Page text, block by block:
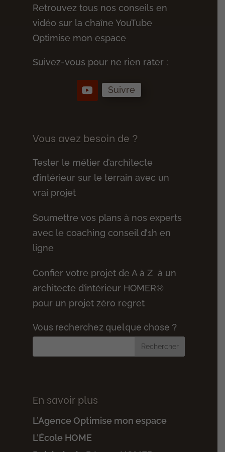
Retrouvez tous nos conseils en
vidéo sur la chaîne YouTube
Optimise mon espace
Suivez-vous pour ne rien rater :
Suivre
Vous avez besoin de ?
Tester le métier d’architecte
d’intérieur sur le terrain avec un
vrai projet
Soumettre vos plans à nos experts
avec le coaching conseil d’1h en
ligne
Confier votre projet de A à Z à un
architecte d’intérieur HOMER®
pour un projet zéro regret
Vous recherchez quelque chose ?
En savoir plus
L’Agence Optimise mon espace
L’École HOME